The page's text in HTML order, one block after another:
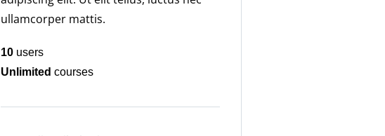
ullamcorper mattis.
10users
Unlimited courses